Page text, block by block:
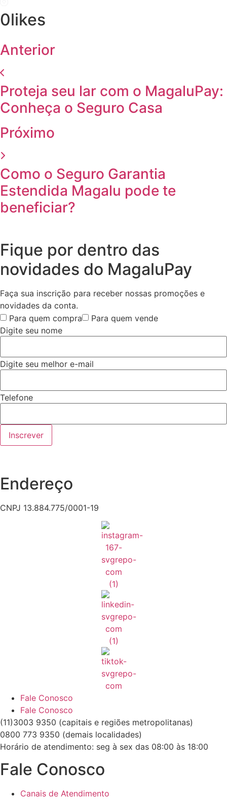
0likes
Anterior
Proteja seu lar com o MagaluPay:
Conheça o Seguro Casa
Próximo
Como o Seguro Garantia
Estendida Magalu pode te
beneficiar?
Fique por dentro das
novidades do MagaluPay
Faça sua inscrição para receber nossas promoções e
novidades da conta.
Para quem compra
Para quem vende
Digite seu nome
Digite seu melhor e-mail
Telefone
Inscrever
Endereço
CNPJ 13.884.775/0001-19
Fale Conosco
Fale Conosco
(11)3003 9350 (capitais e regiões metropolitanas)
0800 773 9350 (demais localidades)
Horário de atendimento: seg à sex das 08:00 às 18:00
Fale Conosco
Canais de Atendimento